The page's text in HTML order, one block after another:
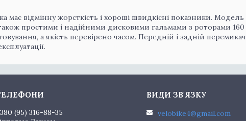
має відмінну жорсткість і хороші швидкісні показники. Модель
простими і надійними дисковими гальмами з роторами 160
а якість перевірено часом. Передній і задній перемикач
(95) 316-88-35
velobike4@gmail.com